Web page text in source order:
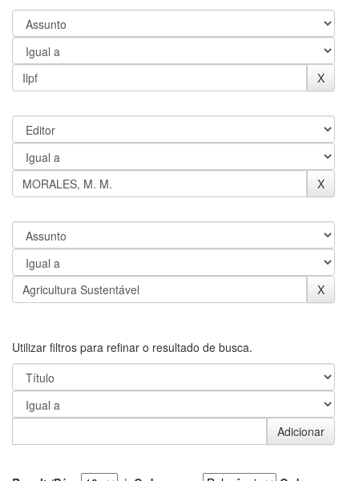
Utilizar filtros para refinar o resultado de busca.